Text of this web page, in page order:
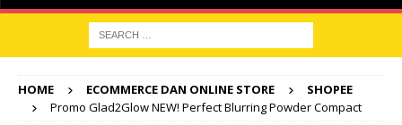
HOME ECOMMERCE DAN ONLINE STORE
SHOPEE
Promo Glad2Glow NEW! Perfect Blurring Powder Compact